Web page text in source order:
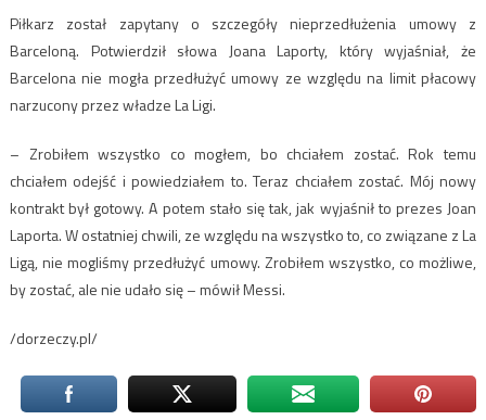
Piłkarz został zapytany o szczegóły nieprzedłużenia umowy z
Barceloną. Potwierdził słowa Joana Laporty, który wyjaśniał, że
Barcelona nie mogła przedłużyć umowy ze względu na limit płacowy
narzucony przez władze La Ligi.
– Zrobiłem wszystko co mogłem, bo chciałem zostać. Rok temu
chciałem odejść i powiedziałem to. Teraz chciałem zostać. Mój nowy
kontrakt był gotowy. A potem stało się tak, jak wyjaśnił to prezes Joan
Laporta. W ostatniej chwili, ze względu na wszystko to, co związane z La
Ligą, nie mogliśmy przedłużyć umowy. Zrobiłem wszystko, co możliwe,
by zostać, ale nie udało się – mówił Messi.
/dorzeczy.pl/